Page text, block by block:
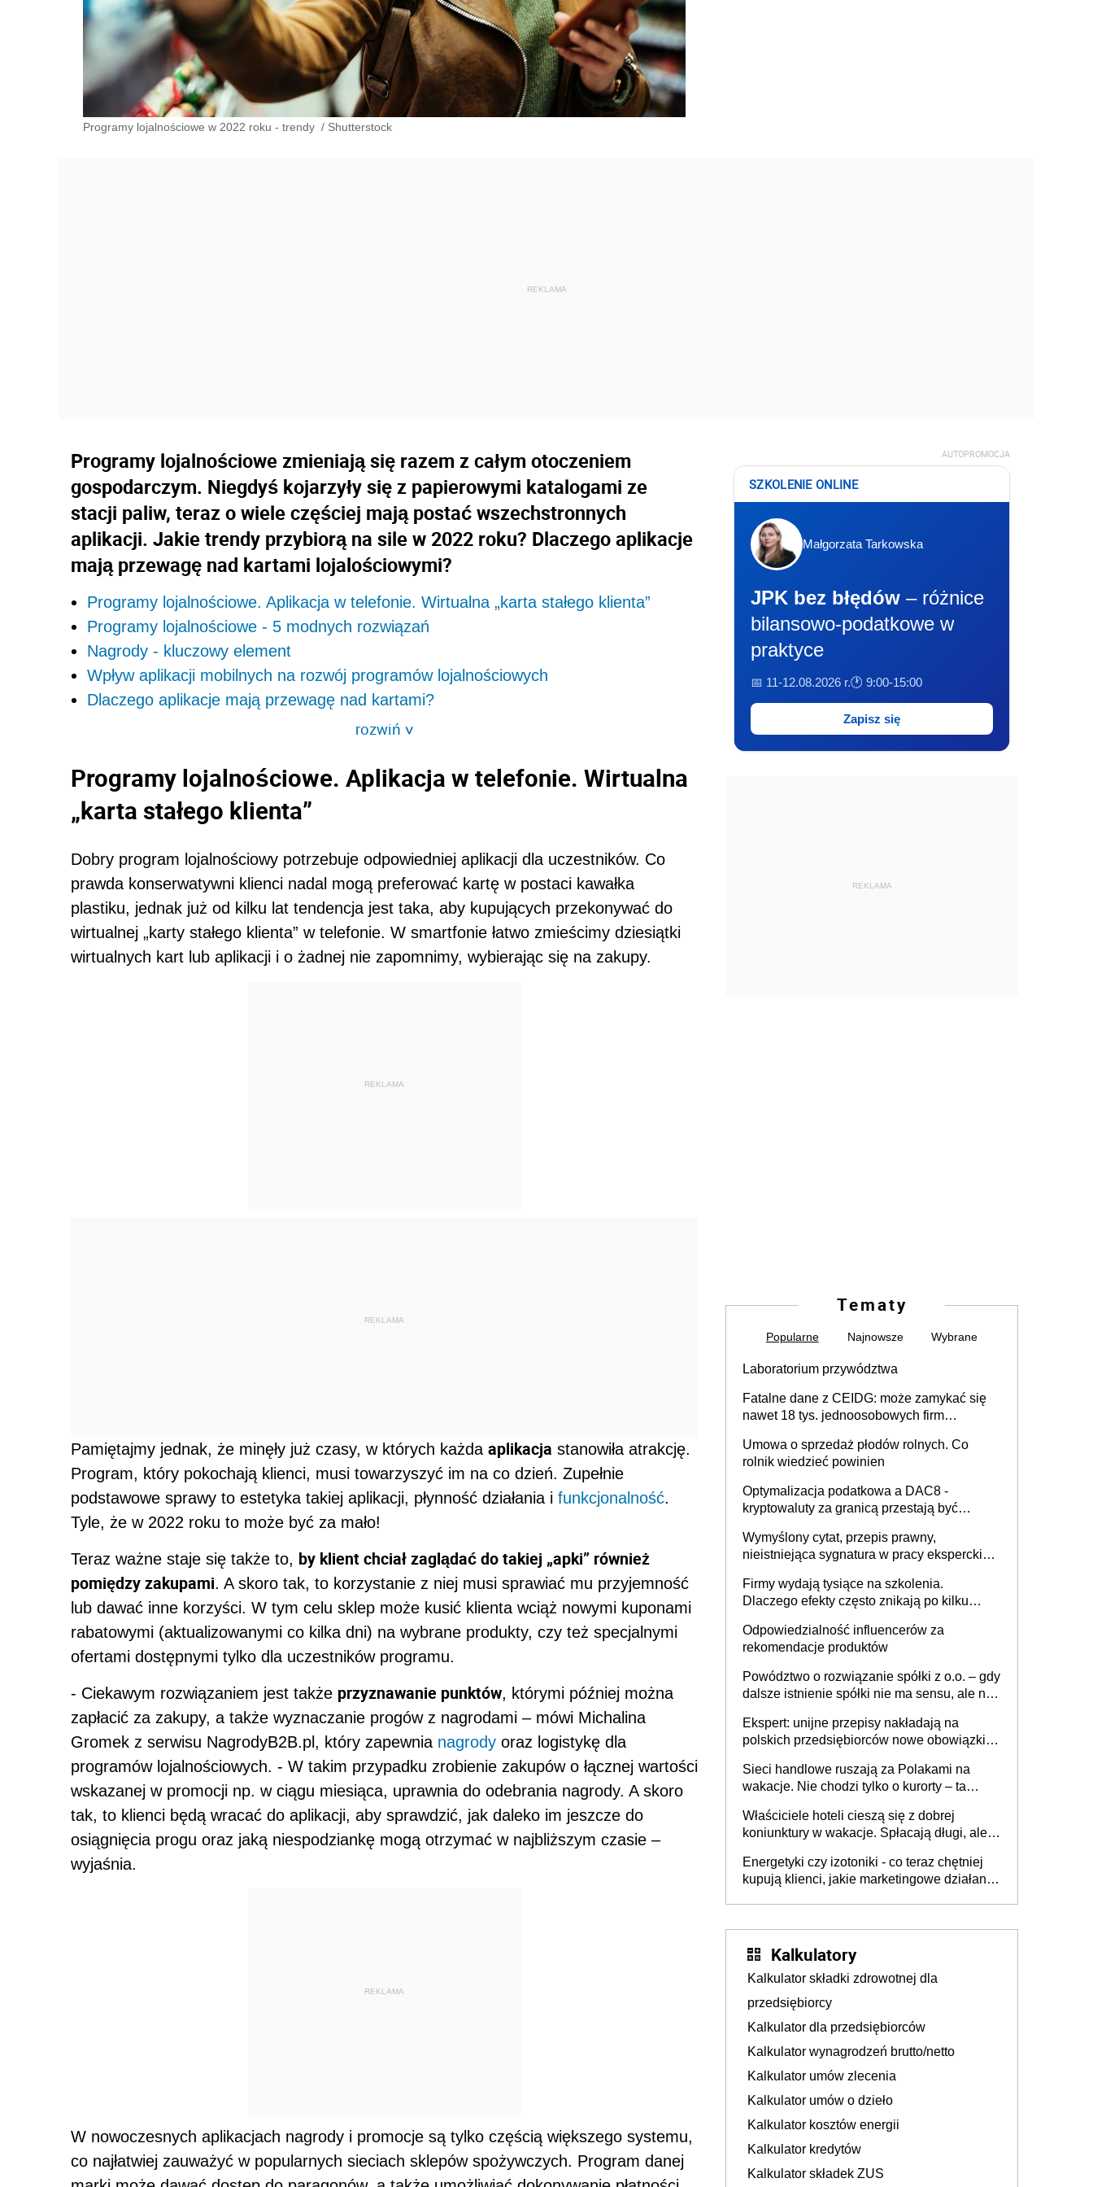
Programy lojalnościowe w 2022 roku - trendy / Shutterstock
Programy lojalnościowe zmieniają się razem z całym otoczeniem
gospodarczym. Niegdyś kojarzyły się z papierowymi katalogami ze
stacji paliw, teraz o wiele częściej mają postać wszechstronnych
aplikacji. Jakie trendy przybiorą na sile w 2022 roku? Dlaczego aplikacje
mają przewagę nad kartami lojalościowymi?
Programy lojalnościowe. Aplikacja w telefonie. Wirtualna „karta stałego klienta”
Programy lojalnościowe - 5 modnych rozwiązań
Nagrody - kluczowy element
Wpływ aplikacji mobilnych na rozwój programów lojalnościowych
Dlaczego aplikacje mają przewagę nad kartami?
rozwiń>
Programy lojalnościowe. Aplikacja w telefonie. Wirtualna
„karta stałego klienta”
Dobry program lojalnościowy potrzebuje odpowiedniej aplikacji dla uczestników. Co
prawda konserwatywni klienci nadal mogą preferować kartę w postaci kawałka
plastiku, jednak już od kilku lat tendencja jest taka, aby kupujących przekonywać do
wirtualnej „karty stałego klienta” w telefonie. W smartfonie łatwo zmieścimy dziesiątki
wirtualnych kart lub aplikacji i o żadnej nie zapomnimy, wybierając się na zakupy.
REKLAMA
REKLAMA
Pamiętajmy jednak, że minęły już czasy, w których każda aplikacja stanowiła atrakcję.
Program, który pokochają klienci, musi towarzyszyć im na co dzień. Zupełnie
podstawowe sprawy to estetyka takiej aplikacji, płynność działania i funkcjonalność.
Tyle, że w 2022 roku to może być za mało!
Teraz ważne staje się także to, by klient chciał zaglądać do takiej „apki” również
pomiędzy zakupami. A skoro tak, to korzystanie z niej musi sprawiać mu przyjemność
lub dawać inne korzyści. W tym celu sklep może kusić klienta wciąż nowymi kuponami
rabatowymi (aktualizowanymi co kilka dni) na wybrane produkty, czy też specjalnymi
ofertami dostępnymi tylko dla uczestników programu.
- Ciekawym rozwiązaniem jest także przyznawanie punktów, którymi później można
zapłacić za zakupy, a także wyznaczanie progów z nagrodami – mówi Michalina
Gromek z serwisu NagrodyB2B.pl, który zapewnia nagrody oraz logistykę dla
programów lojalnościowych. - W takim przypadku zrobienie zakupów o łącznej wartości
wskazanej w promocji np. w ciągu miesiąca, uprawnia do odebrania nagrody. A skoro
tak, to klienci będą wracać do aplikacji, aby sprawdzić, jak daleko im jeszcze do
osiągnięcia progu oraz jaką niespodziankę mogą otrzymać w najbliższym czasie –
wyjaśnia.
REKLAMA
W nowoczesnych aplikacjach nagrody i promocje są tylko częścią większego systemu,
co najłatwiej zauważyć w popularnych sieciach sklepów spożywczych. Program danej
AUTOPROMOCJA
SZKOLENIE ONLINE
Małgorzata Tarkowska
JPK bez błędów – różnice
bilansowo-podatkowe w
praktyce
📅 11-12.08.2026 r.🕐 9:00-15:00
Zapisz się
REKLAMA
Tematy
Popularne Najnowsze Wybrane
Laboratorium przywództwa
Fatalne dane z CEIDG: może zamykać się
nawet 18 tys. jednoosobowych firm
Umowa o sprzedaż płodów rolnych. Co
rolnik wiedzieć powinien
Optymalizacja podatkowa a DAC8 -
kryptowaluty za granicą przestają być
Wymyślony cytat, przepis prawny,
nieistniejąca sygnatura w pracy eksperckiej -
firmie
Firmy wydają tysiące na szkolenia.
Dlaczego efekty często znikają po kilku
Odpowiedzialność influencerów za
rekomendacje produktów
Powództwo o rozwiązanie spółki z o.o. – gdy
dalsze istnienie spółki nie ma sensu, ale nie
Ekspert: unijne przepisy nakładają na
polskich przedsiębiorców nowe obowiązki w
Sieci handlowe ruszają za Polakami na
wakacje. Nie chodzi tylko o kurorty – ta
tam, gdzie wielu spędzi urlop po cichu
Właściciele hoteli cieszą się z dobrej
koniunktury w wakacje. Spłacają długi, ale
Energetyki czy izotoniki - co teraz chętniej
kupują klienci, jakie marketingowe działania
Kalkulatory
Kalkulator składki zdrowotnej dla
przedsiębiorcy
Kalkulator dla przedsiębiorców
Kalkulator wynagrodzeń brutto/netto
Kalkulator umów zlecenia
Kalkulator umów o dzieło
Kalkulator kosztów energii
Kalkulator kredytów
Kalkulator składek ZUS